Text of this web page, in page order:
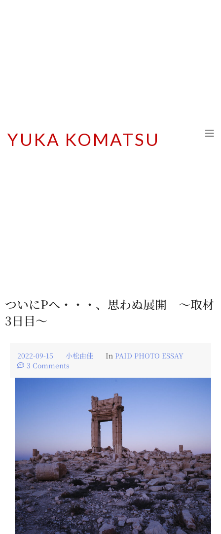
YUKA KOMATSU
ついにPへ・・・、思わぬ展開 〜取材
3日目〜
2022-09-15 小松由佳 In PAID PHOTO ESSAY
3 Comments